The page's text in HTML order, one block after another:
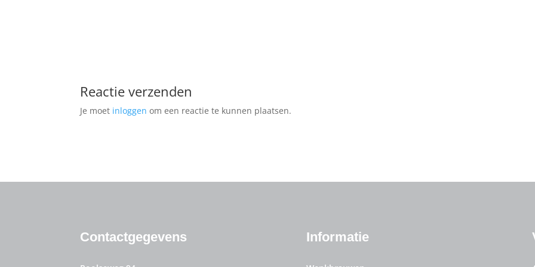
Reactie verzenden
Je moet inloggen om een reactie te kunnen plaatsen.
Contactgegevens Informatie